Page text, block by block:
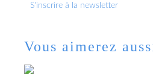
S'inscrire à la newsletter
Vous aimerez